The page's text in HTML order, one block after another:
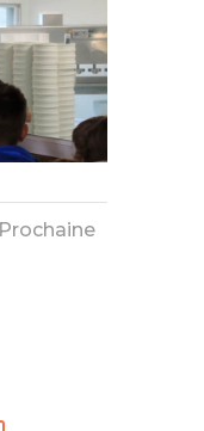
Prochaine